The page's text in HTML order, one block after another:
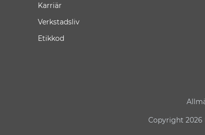
Karriär
Verkstadsliv
Etikkod
Copyright 2026